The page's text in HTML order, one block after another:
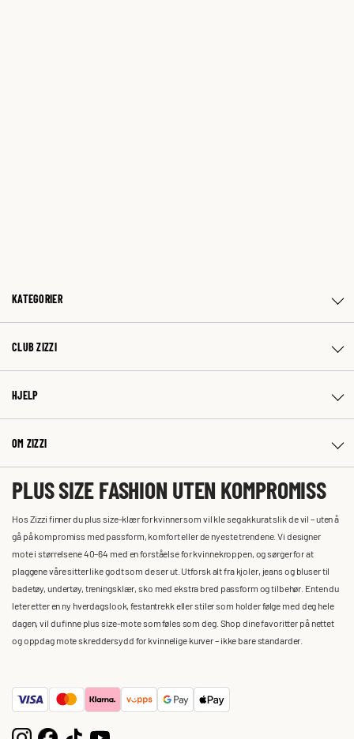
KATEGORIER
CLUB ZIZZI
HJELP
OM ZIZZI
PLUS SIZE FASHION UTEN KOMPROMISS
Hos Zizzi finner du plus size-klær for kvinner som vil kle seg akkurat slik de vil – uten å
gå på kompromiss med passform, komfort eller de nyeste trendene. Vi designer
mote i størrelsene 40–64 med en forståelse for kvinnekroppen, og sørger for at
plaggene våre sitter like godt som de ser ut. Utforsk alt fra kjoler, jeans og bluser til
badetøy, undertøy, treningsklær, sko med ekstra bred passform og tilbehør. Enten du
leter etter en ny hverdagslook, festantrekk eller stiler som holder følge med deg hele
dagen, vil du finne plus size-mote som føles som deg. Shop dine favoritter på nettet
og oppdag mote skreddersydd for kvinnelige kurver – ikke bare standarder.